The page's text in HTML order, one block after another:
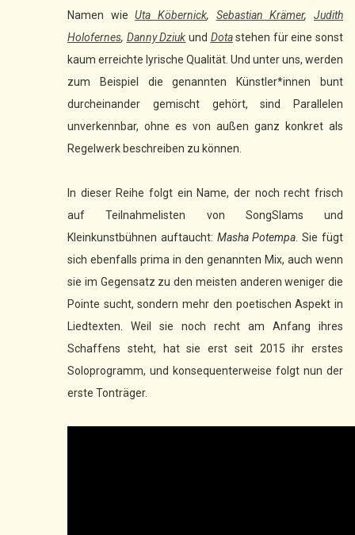
Namen wieUta Köbernick, Sebastian Krämer,Judith
Holofernes, Danny Dziuk und Dotastehen für eine sonst
kaum erreichte lyrische Qualität. Und unter uns, werden
zum Beispiel die genannten Künstler*innen bunt
durcheinander gemischt gehört, sind Parallelen
unverkennbar, ohne es von außen ganz konkret als
Regelwerk beschreiben zu können.
In dieser Reihe folgt ein Name, der noch recht frisch
auf Teilnahmelisten von SongSlams und
Kleinkunstbühnen auftaucht: Masha Potempa . Sie fügt
sich ebenfalls prima in den genannten Mix, auch wenn
sie im Gegensatz zu den meisten anderen weniger die
Pointe sucht, sondern mehr den poetischen Aspekt in
Liedtexten. Weil sie noch recht am Anfang ihres
Schaffens steht, hat sie erst seit 2015 ihr erstes
Soloprogramm, und konsequenterweise folgt nun der
erste Tonträger.